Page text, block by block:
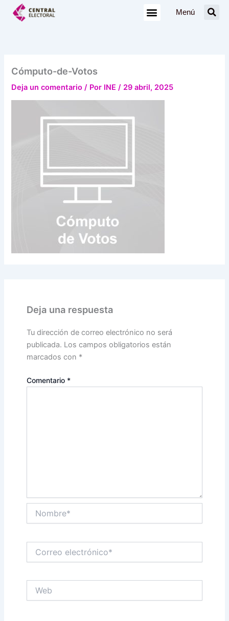
Menú
Cómputo-de-Votos
Deja un comentario / Por INE/ 29 abril, 2025
Deja una respuesta
Tu dirección de correo electrónico no será
publicada. Los campos obligatorios están
marcados con *
Comentario *
electrónico*